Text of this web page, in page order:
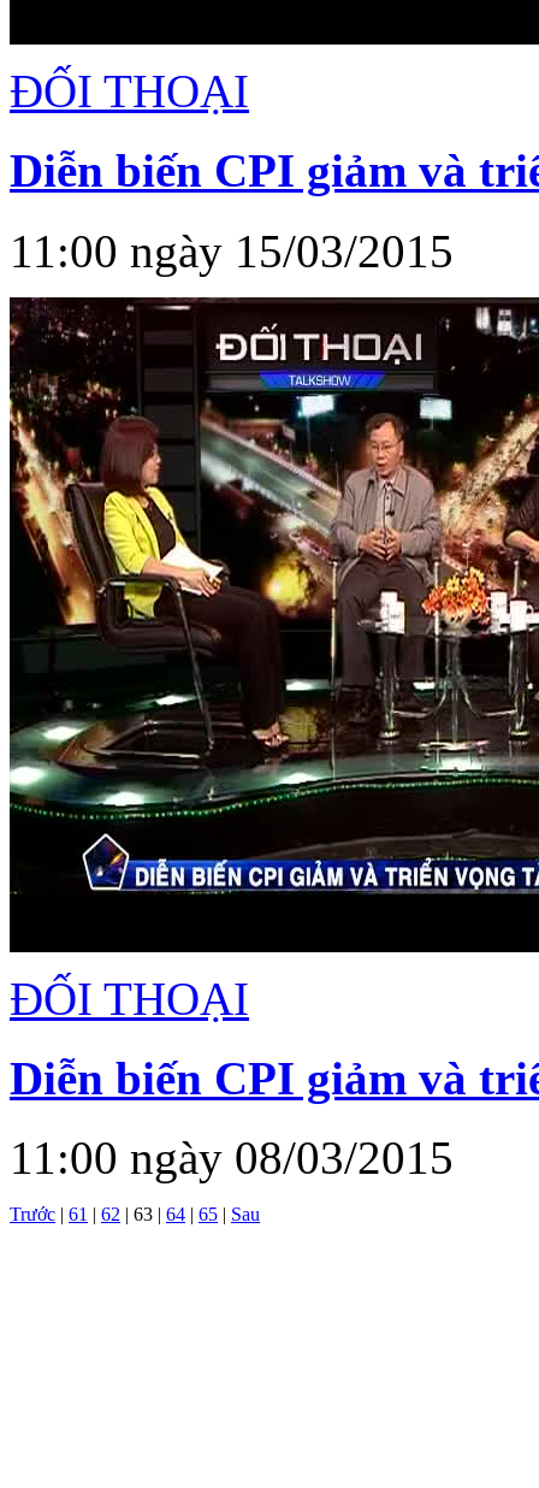
ĐỐI THOẠI
Diễn biến CPI giảm và
11:00 ngày 15/03/2015
ĐỐI THOẠI
Diễn biến CPI giảm và
11:00 ngày 08/03/2015
Trước | 61 | 62 | 63 | 64 | 65 | Sau